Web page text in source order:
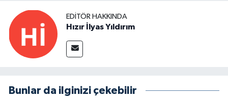
EDITÖR HAKKINDA
Hızır İlyas Yıldırım
Bunlar da ilginizi çekebilir